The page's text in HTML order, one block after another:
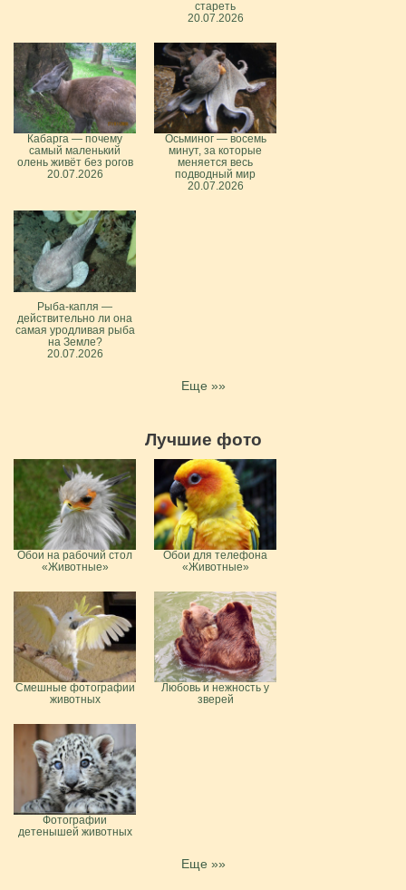
стареть
20.07.2026
Кабарга — почему
самый маленький
олень живёт без рогов
20.07.2026
Осьминог — восемь
минут, за которые
меняется весь
подводный мир
20.07.2026
Рыба-капля —
действительно ли она
самая уродливая рыба
на Земле?
20.07.2026
Еще »»
Лучшие фото
Обои на рабочий стол
«Животные»
Обои для телефона
«Животные»
Смешные фотографии
животных
Любовь и нежность у
зверей
Фотографии
детенышей животных
Еще »»